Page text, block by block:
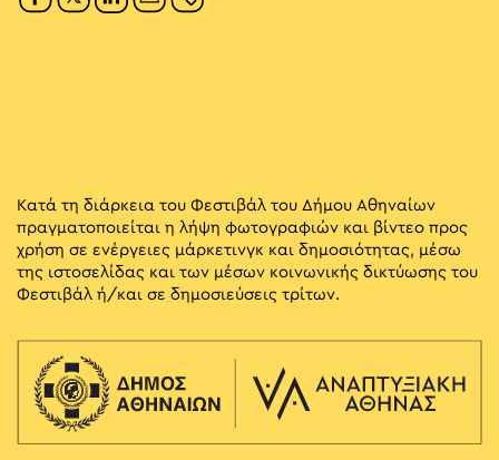
Κατά τη διάρκεια του Φεστιβάλ του Δήμου Αθηναίων
πραγματοποιείται η λήψη φωτογραφιών και βίντεο προς
χρήση σε ενέργειες μάρκετινγκ και δημοσιότητας, μέσω
της ιστοσελίδας και των μέσων κοινωνικής δικτύωσης του
Φεστιβάλ ή/και σε δημοσιεύσεις τρίτων.